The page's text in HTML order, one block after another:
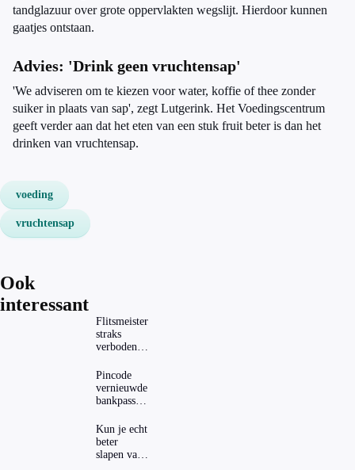
tandglazuur over grote oppervlakten wegslijt. Hierdoor kunnen
gaatjes ontstaan.
Advies: 'Drink geen vruchtensap'
'We adviseren om te kiezen voor water, koffie of thee zonder
suiker in plaats van sap', zegt Lutgerink. Het Voedingscentrum
geeft verder aan dat het eten van een stuk fruit beter is dan het
drinken van vruchtensap.
voeding
vruchtensap
Ook
interessant
Flitsmeister
straks
verboden?
regels in
Nederland
en het
buitenland
Pincode
vernieuwde
bankpassen
ING-app:
is dat wel
veilig?
Kun je echt
beter
slapen van